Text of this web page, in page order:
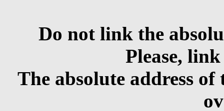
Do not link the
Please,
The absolute address